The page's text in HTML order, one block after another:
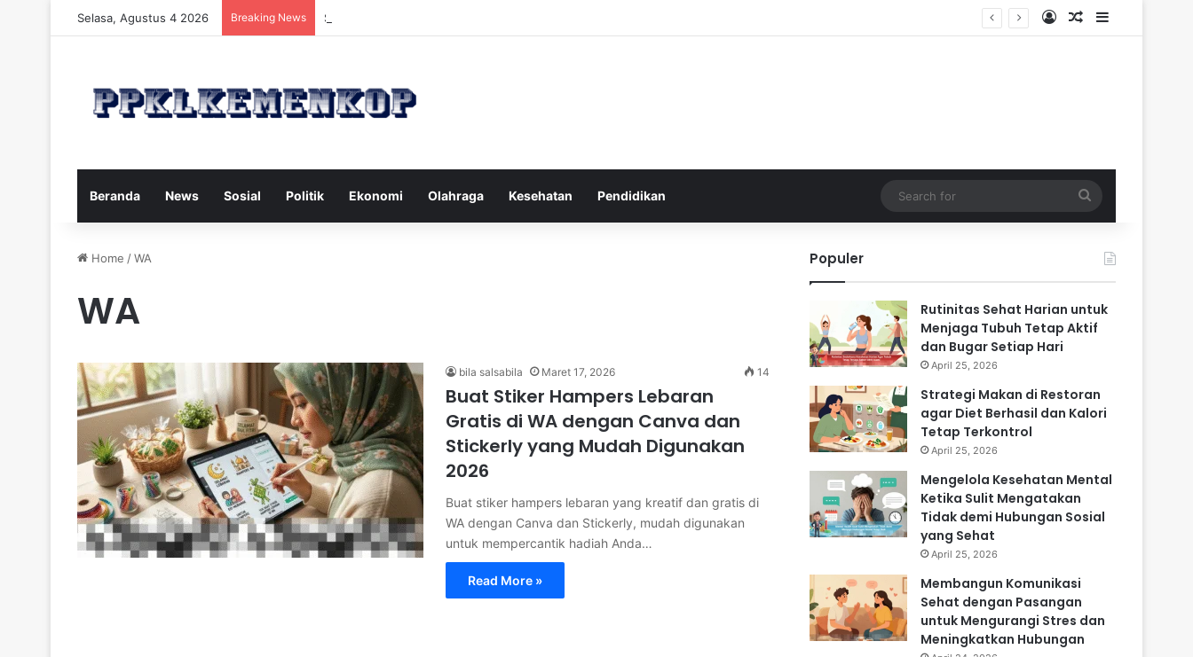
Selasa, Agustus 4 2026 Breaking News Strategi Makan di Restoran agar Diet Berhasil dan Kalori Tetap Terkontrol Log InRandom Article
Sidebar
Beranda News Sosial Politik Ekonomi Olahraga Kesehatan Pendidikan
for
Home /WA
WA
bila salsabila Maret 17, 2026 14
Buat Stiker Hampers Lebaran
Gratis di WA dengan Canva dan
Stickerly yang Mudah Digunakan
2026
Buat stiker hampers lebaran yang kreatif dan gratis di
WA dengan Canva dan Stickerly, mudah digunakan
untuk mempercantik hadiah Anda…
Read More »
Populer
Rutinitas Sehat Harian untuk
Menjaga Tubuh Tetap Aktif
dan Bugar Setiap Hari
April 25, 2026
Strategi Makan di Restoran
agar Diet Berhasil dan Kalori
Tetap Terkontrol
April 25, 2026
Mengelola Kesehatan Mental
Ketika Sulit Mengatakan
Tidak demi Hubungan Sosial
yang Sehat
April 25, 2026
Membangun Komunikasi
Sehat dengan Pasangan
untuk Mengurangi Stres dan
Meningkatkan Hubungan